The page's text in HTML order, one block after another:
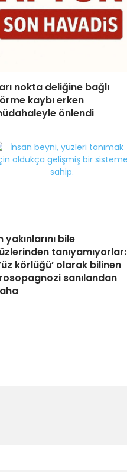
nokta deliğine bağlı
kaybı erken
önlendi
yakınlarını bile
tanıyamıyorlar:
körlüğü’ olarak bilinen
sanılandan